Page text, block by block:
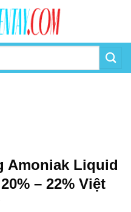
Amoniak Liquid
– 22% Việt